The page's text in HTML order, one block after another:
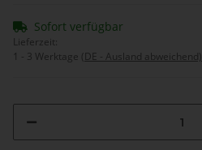
Sofort verfügbar
Lieferzeit:
1 - 3 Werktage (DE - Ausland abweichend)